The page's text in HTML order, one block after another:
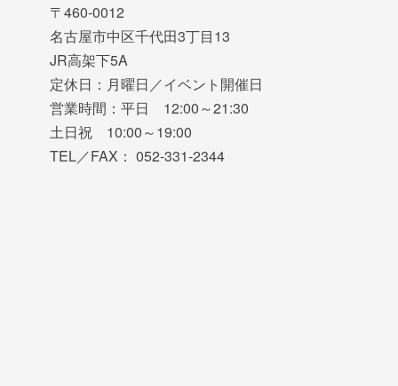
〒460-0012
名古屋市中区千代田3丁目13
JR高架下5A
定休日：月曜日／イベント開催日
営業時間：平日 12:00～21:30
土日祝 10:00～19:00
TEL／FAX： 052-331-2344